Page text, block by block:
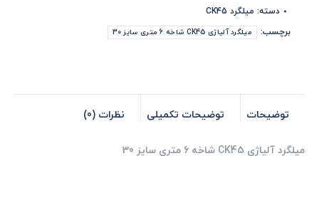
6
متری
سایز
دسته: میلگرد CK45
برچسب:
میلگرد آلیاژی CK45 شاخه 6 متری سایز 30
توضیحات توضیحات تکمیلی نظرات (0)
میلگرد آلیاژی CK45 شاخه 6 متری سایز 30